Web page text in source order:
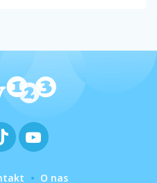
O nas